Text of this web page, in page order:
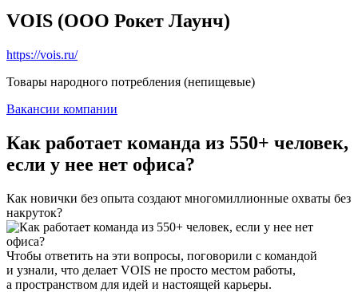
VOIS (ООО Рокет Лаунч)
https://vois.ru/
Товары народного потребления (непищевые)
Вакансии компании
Как работает команда из 550+ человек,
если у нее нет офиса?
Как новички без опыта создают многомиллионные охваты без
накруток?
Чтобы ответить на эти вопросы, поговорили с командой
и узнали, что делает VOIS не просто местом работы,
а пространством для идей и настоящей карьеры.